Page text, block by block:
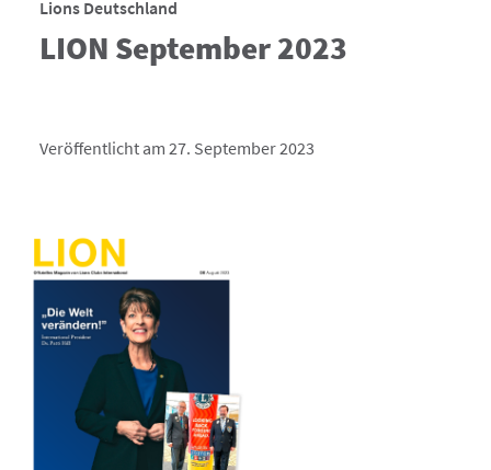
Lions Deutschland
LION September 2023
Veröffentlicht am 27. September 2023